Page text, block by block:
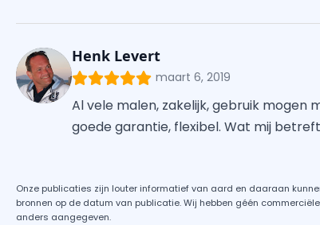
Henk Levert
maart 6, 2019
Al vele malen, zakelijk, gebruik mogen
goede garantie, flexibel. Wat mij
Onze publicaties zijn louter informatief van aard en daaraan
bronnen op de datum van publicatie. Wij hebben géén
anders aangegeven.